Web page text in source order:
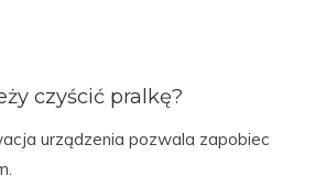
czyścić pralkę?
urządzenia pozwala zapobiec